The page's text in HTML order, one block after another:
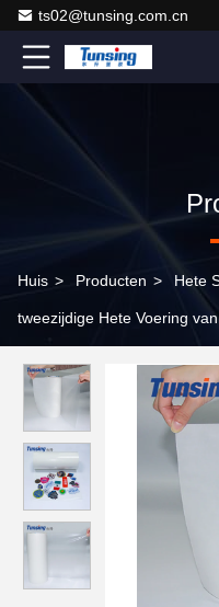
ts02@tunsing.com.cn
Huis > Producten > Hete
tweezijdige Hete Voering